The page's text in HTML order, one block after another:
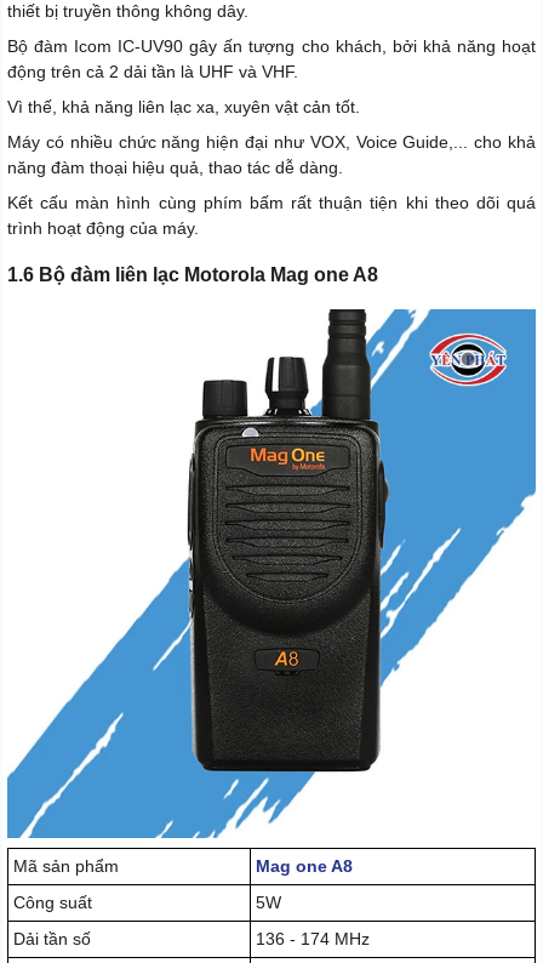
thiết bị truyền thông không dây.
Bộ đàm Icom IC-UV90 gây ấn tượng cho khách, bởi khả năng hoạt
động trên cả 2 dải tần là UHF và VHF.
Vì thế, khả năng liên lạc xa, xuyên vật cản tốt.
Máy có nhiều chức năng hiện đại như VOX, Voice Guide,... cho khả
năng đàm thoại hiệu quả, thao tác dễ dàng.
Kết cấu màn hình cùng phím bấm rất thuận tiện khi theo dõi quá
trình hoạt động của máy.
1.6 Bộ đàm liên lạc Motorola Mag one A8
Mã sản phẩm
Mag one A8
Công suất
5W
Dải tần số
136 - 174 MHz